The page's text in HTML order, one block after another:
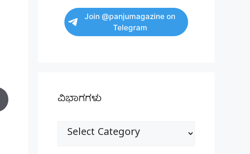
Join @panjumagazine on
Telegram
ವಿಭಾಗಗಳು
ವಿಭಾಗಗಳು